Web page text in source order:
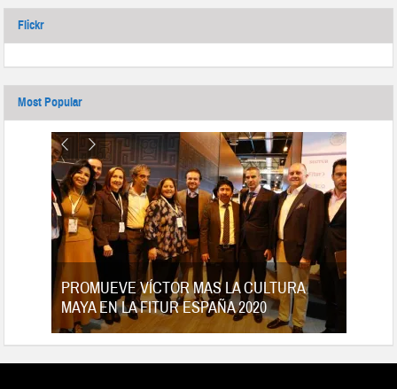
Flickr
Most Popular
PROMUEVE VÍCTOR MAS LA CULTURA
MAYA EN LA FITUR ESPAÑA 2020